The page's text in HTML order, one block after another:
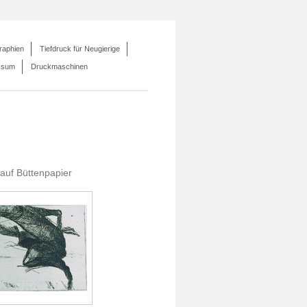
Tiefdruck für Neugierige
Druckmaschinen
Büttenpapier